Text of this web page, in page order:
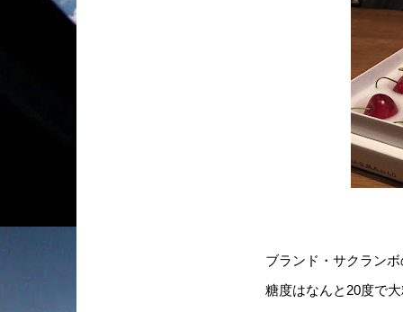
ブランド・サクラン
糖度はなんと20度で